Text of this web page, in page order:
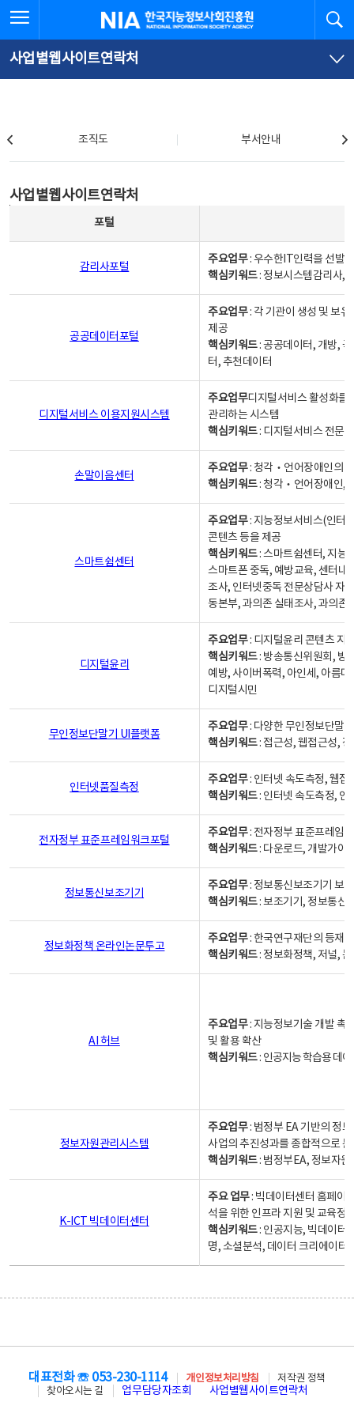
문
로
가
체
뉴
바
가
한국지능정보사회진흥원
사업별웹사이트연락처
조직도 부서안내
사업별웹사이트연락처
포털
감리사포털
주요업무: 우수한IT인력을 선발
핵심키워드: 정보시스템감리사,
공공데이터포털
주요업무: 각 기관이 생성 및 보
제공
핵심키워드: 공공데이터, 개방,
터, 추천데이터
디지털서비스 이용지원시스템
주요업무디지털서비스 활성화를
관리하는 시스템
핵심키워드: 디지털서비스 전문
손말이음센터
주요업무: 청각‧언어장애인의
핵심키워드: 청각‧언어장애인,
스마트쉼센터
주요업무: 지능정보서비스(인터
콘텐츠 등을 제공
핵심키워드: 스마트쉼센터, 지능
스마트폰 중독, 예방교육, 센터내
조사, 인터넷중독 전문상담사 자
동본부, 과의존 실태조사, 과의존
디지털윤리
주요업무: 디지털윤리 콘텐츠 지
핵심키워드: 방송통신위원회, 방
예방, 사이버폭력, 아인세, 아름
디지털시민
무인정보단말기 UI플랫폼
주요업무: 다양한 무인정보단말
핵심키워드: 접근성, 웹접근성,
인터넷품질측정
주요업무: 인터넷 속도측정, 웹접
핵심키워드: 인터넷 속도측정, 인
전자정부 표준프레임워크포털
주요업무: 전자정부 표준프레임
핵심키워드: 다운로드, 개발가이
정보통신보조기기
주요업무: 정보통신보조기기 보
핵심키워드: 보조기기, 정보통신
정보화정책 온라인논문투고
주요업무: 한국연구재단의 등재
핵심키워드: 정보화정책, 저널,
AI 허브
주요업무: 지능정보기술 개발 촉
및 활용 확산
핵심키워드: 인공지능 학습용 데
정보자원관리시스템
주요업무: 범정부 EA 기반의 정
사업의 추진성과를 종합적으로
핵심키워드: 범정부EA, 정보자
K-ICT 빅데이터센터
주요 업무: 빅데이터센터 홈페이
석을 위한 인프라 지원 및 교육정
핵심키워드: 인공지능, 빅데이터,
명, 소셜분석, 데이터 크리에이터
대표전화 ☏ 053-230-1114 개인정보처리방침
저작권 정책
찾아오시는 길
업무담당자조회 사업별웹사이트연락처